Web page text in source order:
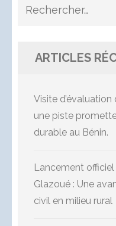
Rechercher :
ARTICLES
Visite
une piste
durable au Bénin.
Lancement
Glazoué : Une
civil en milieu rural